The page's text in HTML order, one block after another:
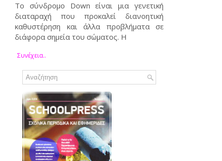
Το σύνδρομο Down είναι μια γενετική
διαταραχή που προκαλεί διανοητική
καθυστέρηση και άλλα προβλήματα σε
διάφορα σημεία του σώματος. Η
Συνέχεια..